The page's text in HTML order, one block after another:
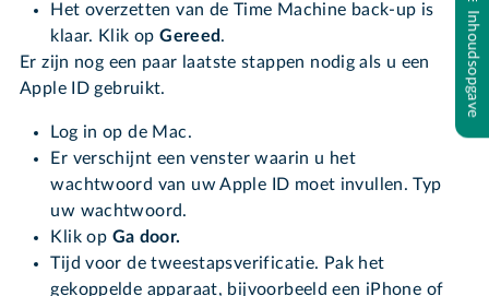
Het overzetten van de Time Machine back-up is
klaar. Klik opGereed.
Er zijn nog een paar laatste stappen nodig als u een
Apple ID gebruikt.
Log in op de Mac.
Er verschijnt een venster waarin u het
wachtwoord van uw Apple ID moet invullen. Typ
uw wachtwoord.
Klik op Ga door.
Tijd voor de tweestapsverificatie. Pak het
gekoppelde apparaat, bijvoorbeeld een iPhone of
Inhoudsopgave